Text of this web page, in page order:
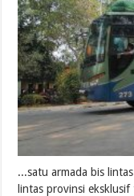
...satu armada bis
lintas provinsi